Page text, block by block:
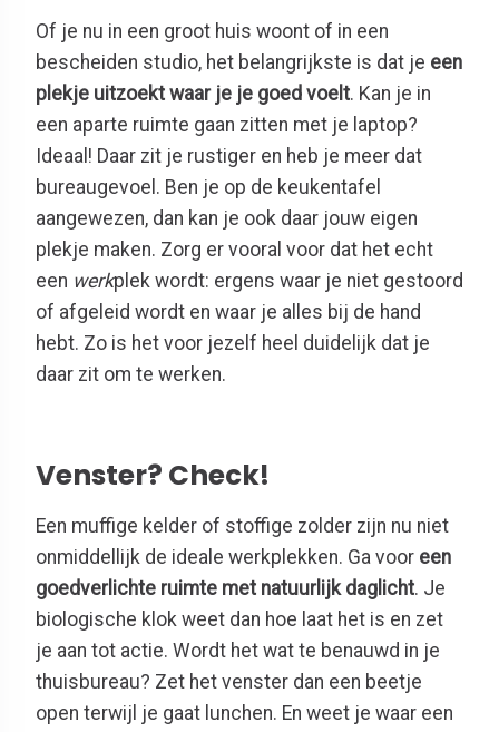
Of je nu in een groot huis woont of in een
bescheiden studio, het belangrijkste is dat je een
plekje uitzoekt waar je je goed voelt. Kan je in
een aparte ruimte gaan zitten met je laptop?
Ideaal! Daar zit je rustiger en heb je meer dat
bureaugevoel. Ben je op de keukentafel
aangewezen, dan kan je ook daar jouw eigen
plekje maken. Zorg er vooral voor dat het echt
een werkplek wordt: ergens waar je niet gestoord
of afgeleid wordt en waar je alles bij de hand
hebt. Zo is het voor jezelf heel duidelijk dat je
daar zit om te werken.
Venster? Check!
Een muffige kelder of stoffige zolder zijn nu niet
onmiddellijk de ideale werkplekken. Ga voor een
goedverlichte ruimte met natuurlijk daglicht. Je
biologische klok weet dan hoe laat het is en zet
je aan tot actie. Wordt het wat te benauwd in je
thuisbureau? Zet het venster dan een beetje
open terwijl je gaat lunchen. En weet je waar een